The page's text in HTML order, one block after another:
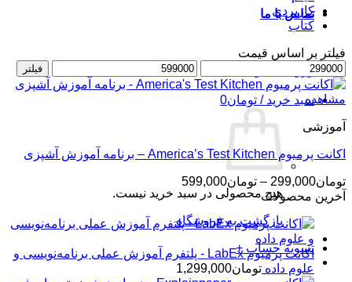
تماس با ما
ورود / عضویت
سبد خرید / تومان0
هیچ محصولی در سبد خرید نیست.
بازگشت به فروشگاه
تسویه حساب +
کاربردی
کتاب
فیلتر بر اساس قیمت
حداقل
قیمت
حداکثر
قیمت
فیلتر
مشاهده
آموزشی
اکانت پرمیوم America’s Test Kitchen – برنامه آموزش آشپزی
تومان299,000
– تومان599,000
قیمت:
تا
آخرین محصولات
اکانت پرمیوم LabEx - پلتفرم آموزش عملی برنامه‌نویسی و
علوم داده تومان1,299,000